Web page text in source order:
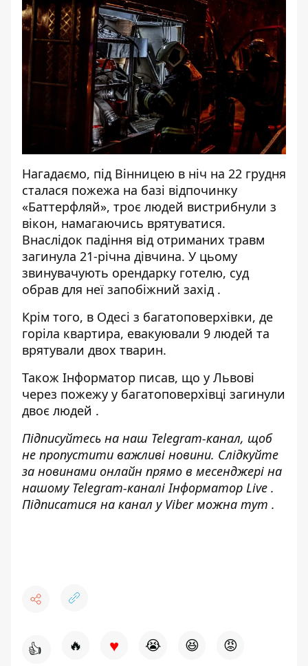
Нагадаємо, під Вінницею в ніч на 22 грудня
сталася пожежа на базі відпочинку
«Баттерфляй», троє людей вистрибнули з
вікон, намагаючись врятуватися.
Внаслідок падіння від отриманих травм
загинула 21-річна дівчина. У цьому
звинувачують орендарку готелю, суд
обрав для неї запобіжний захід .
Крім того, в Одесі з багатоповерхівки, де
горіла квартира, евакуювали 9 людей та
врятували двох тварин.
Також Інформатор писав, що у Львові
через пожежу у багатоповерхівці загинули
двоє людей .
Підписуйтесь на наш Telegram-канал, щоб
не пропустити важливі новини. Слідкуйте
за новинами онлайн прямо в месенджері на
нашому Telegram-каналі Інформатор Live .
Підписатися на канал у Viber можна тут .
👍 🔥 ♥ 😭 😆 😡